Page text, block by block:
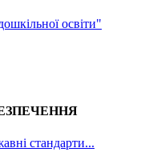
освіти"
стандарти...